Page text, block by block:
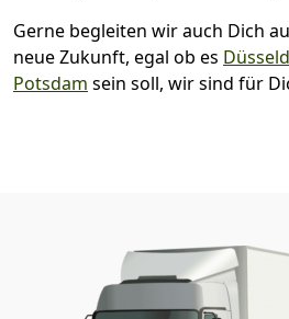
Gerne begleiten wir auch Dich
neue Zukunft, egal ob es
Potsdam sein soll, wir sind für